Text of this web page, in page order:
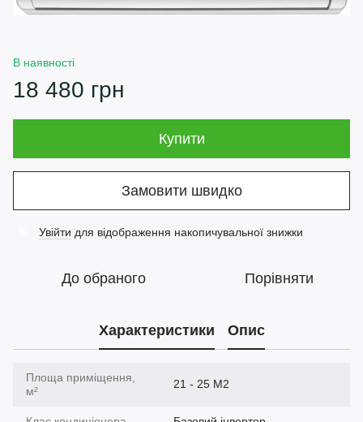
В наявності
18 480 грн
Купити
Замовити швидко
Увійти для відображення накопичувальної знижки
До обраного Порівняти
Характеристики Опис
Площа приміщення,
м²
21 - 25 М2